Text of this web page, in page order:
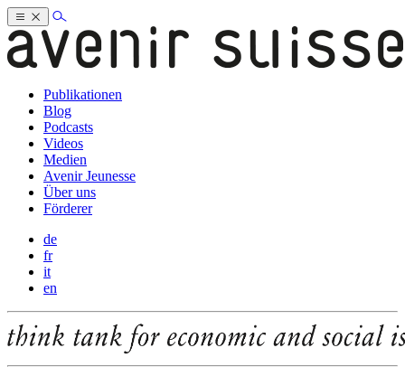
Publikationen
Blog
Podcasts
Videos
Medien
Avenir Jeunesse
Über uns
Förderer
de
fr
it
en